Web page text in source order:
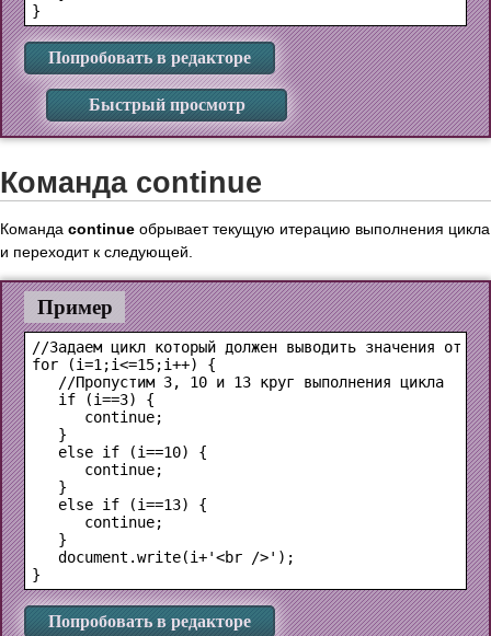
Попробовать в редакторе
Быстрый просмотр
Команда continue
Команда continue обрывает текущую итерацию выполнения цикла
и переходит к следующей.
Пример
//Задаем цикл который должен выводить значения от 1
for (i=1;i<=15;i++) {
   //Пропустим 3, 10 и 13 круг выполнения цикла
   if (i==3) {
      continue;
   }
   else if (i==10) {
      continue;
   }
   else if (i==13) {
      continue;
   }
   document.write(i+'<br />');
Попробовать в редакторе